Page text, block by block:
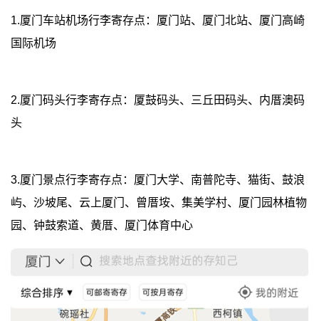
1.厦门车站机场行李寄存点：厦门站、厦门北站、厦门高崎
国际机场
2.厦门码头行李寄存点：厦鼓码头、三丘田码头、内厝澳码
头
3.厦门景点行李寄存点：厦门大学、南普陀寺、猫街、鼓浪
屿、沙坡尾、云上厦门、曾厝垵、集美学村、厦门园林植物
园、钟鼓索道、黄厝、厦门体育中心